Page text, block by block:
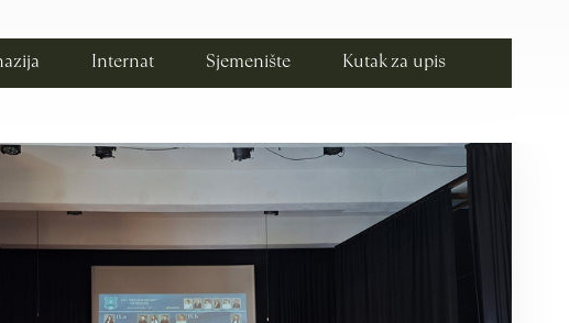
Internat Sjemenište Kutak za upis